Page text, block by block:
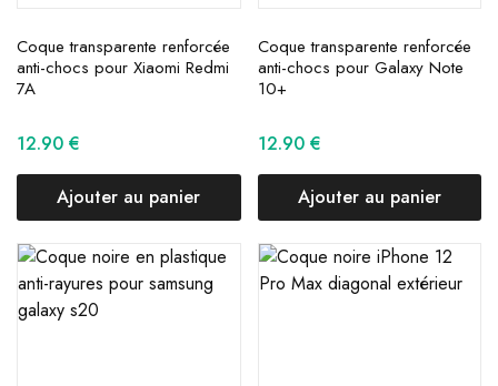
Coque transparente renforcée
anti-chocs pour Xiaomi Redmi
7A
12.90 €
Ajouter au panier
Coque transparente renforcée
anti-chocs pour Galaxy Note
10+
12.90 €
Ajouter au panier